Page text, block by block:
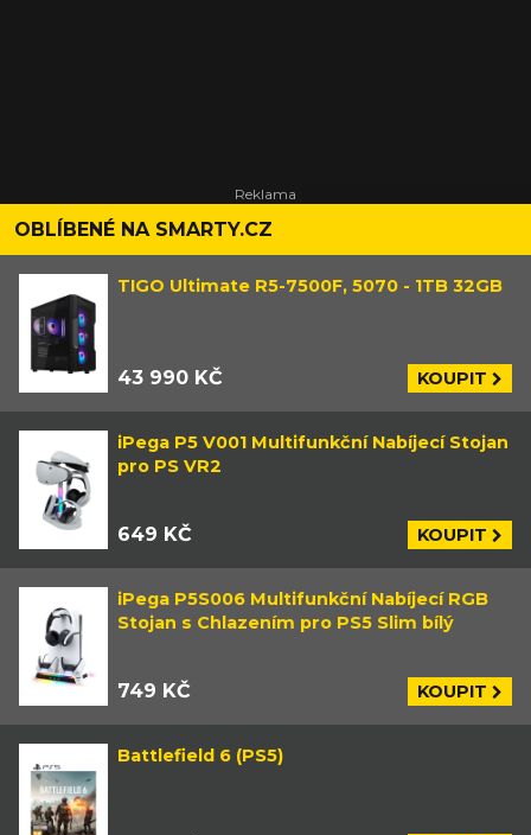
OBLÍBENÉ NA SMARTY.CZ
TIGO Ultimate R5-7500F, 5070 - 1TB 32GB
43 990 KČ KOUPIT
iPega P5 V001 Multifunkční Nabíjecí Stojan
pro PS VR2
649 KČ KOUPIT
iPega P5S006 Multifunkční Nabíjecí RGB
Stojan s Chlazením pro PS5 Slim bílý
749 KČ KOUPIT
Battlefield 6 (PS5)